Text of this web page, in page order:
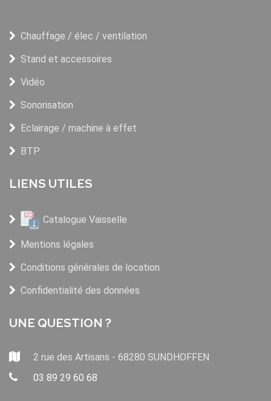
Chauffage / élec / ventilation
Stand et accessoires
Vidéo
Sonorisation
Eclairage / machine à effet
BTP
LIENS UTILES
Catalogue Vaisselle
Mentions légales
Conditions générales de location
Confidentialité des données
UNE QUESTION ?
2 rue des Artisans - 68280 SUNDHOFFEN
03 89 29 60 68